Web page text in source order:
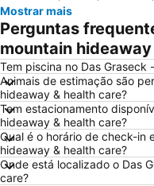
Plansee
Landhaus Auf der Gsteig
Mostrar mais
Perguntas
mountain
Tem piscina no Das Graseck
Animais de estimação são
hideaway & health care?
Tem estacionamento
hideaway & health care?
Qual é o horário de check-in
hideaway & health care?
Onde está localizado o Das
care?